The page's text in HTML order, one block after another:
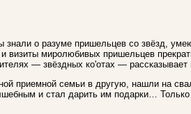
о разуме пришельцев со звёзд,
и визиты миролюбивых пришельцев
— звёздных ко'отах — рассказывает
приемной семьи в другую, нашли на
и стал дарить им подарки…